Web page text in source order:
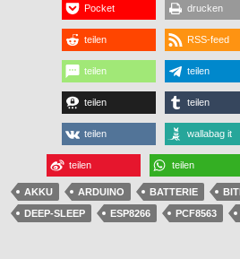
Pocket drucken
teilen RSS-feed
teilen teilen
teilen teilen
teilen wallabag it
teilen teilen
AKKU ARDUINO BATTERIE
DEEP-SLEEP
ESP8266 PCF8563